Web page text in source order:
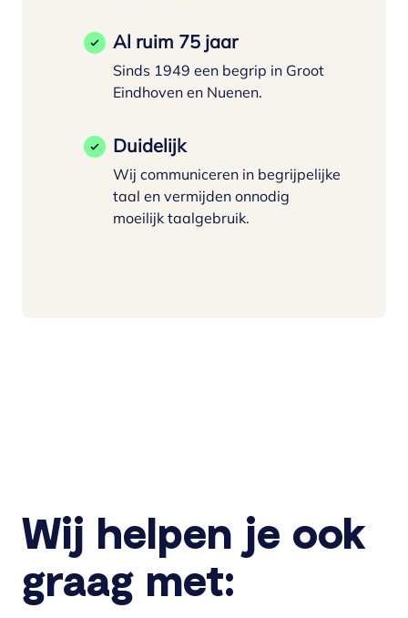
Al ruim 75 jaar
Sinds 1949 een begrip in Groot
Eindhoven en Nuenen.
Duidelijk
Wij communiceren in begrijpelijke
taal en vermijden onnodig
moeilijk taalgebruik.
Wij helpen je ook
graag met: